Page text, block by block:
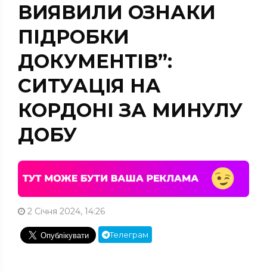
ВИЯВИЛИ ОЗНАКИ
ПІДРОБКИ
ДОКУМЕНТІВ”:
СИТУАЦІЯ НА
КОРДОНІ ЗА МИНУЛУ
ДОБУ
2 Січня 2024, 14:26
Телеграм